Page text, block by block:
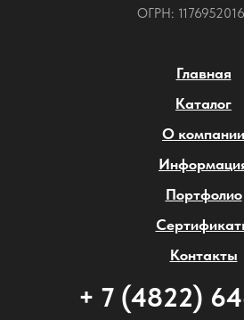
ОГРН:
Главная
Каталог
О компании
Портфолио
Контакты
+ 7 (4822)